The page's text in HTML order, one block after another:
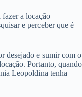
a locação
e perceber que é
desejado e sumir com o
Portanto, quando
Leopoldina tenha